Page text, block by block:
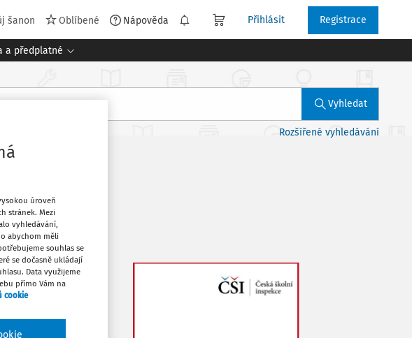
šanon Oblíbené Nápověda Přihlásit Registrace
a předplatné
Vyhledat
Rozšířené vyhledávání
výchovy
úroveň
stránek. Mezi
vyhledávání,
abychom měli
souhlas se
se dočasně ukládají
Data využijeme
přímo Vám na
cookie